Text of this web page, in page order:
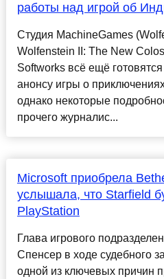
работы над игрой об
Студия MachineGames
Wolfenstein II: The New
Softworks всё ещё
анонсу игры о
однако некоторые
прочего журналис...
Microsoft приобрела
услышала, что Starfield
PlayStation
Глава игрового
Спенсер в ходе судебного
одной из ключевых причин